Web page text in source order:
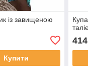
із завищеною
Купити
414